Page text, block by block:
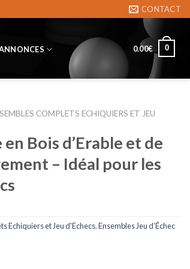
CONTACT
0.00€ 0
COMPLETS ECHIQUIERS ET JEU
Bois d’Erable et de
– Idéal pour les
Echiquiers et Jeu d'Echecs,Ensembles Jeu d’Échec